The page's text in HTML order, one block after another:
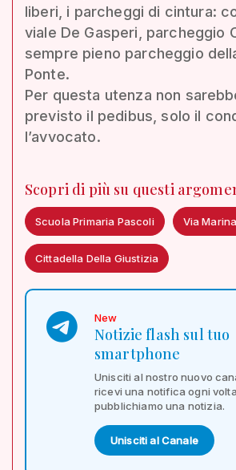
liberi, i parcheggi di cintura:
viale De Gasperi, parcheggio
sempre pieno parcheggio
Ponte.
Per questa utenza non
previsto il pedibus, solo il
l’avvocato.
Scopri di più su questi
Scuola Primaria Pascoli Via
Cittadella Della Giustizia
New
Notizie flash sul tuo
smartphone
Unisciti al nostro nuovo
ricevi una notifica ogni
pubblichiamo una notizia.
Unisciti al Canale